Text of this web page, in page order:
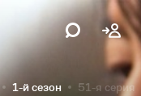
1-й сезон 51-я серия